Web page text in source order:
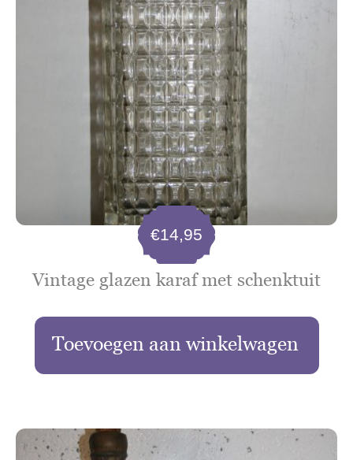
Vintage glazen karaf met schenktuit
€14,95
Toevoegen aan winkelwagen